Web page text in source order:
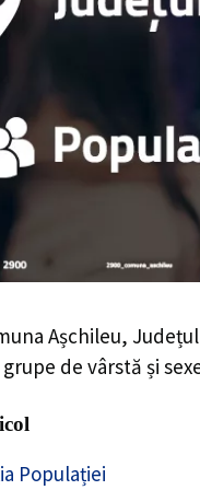
Așchileu,
de vârstă și
Populației